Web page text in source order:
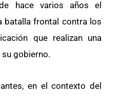
hace varios años el
batalla frontal contra los
que realizan una
gobierno.
en el contexto del